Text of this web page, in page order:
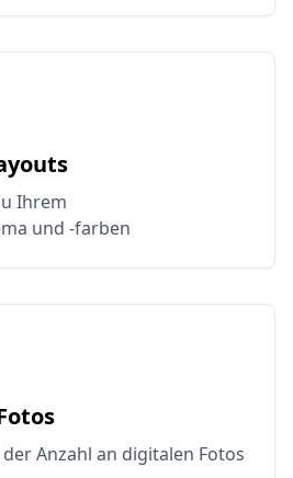
Ihrem
und -farben
Anzahl an digitalen Fotos